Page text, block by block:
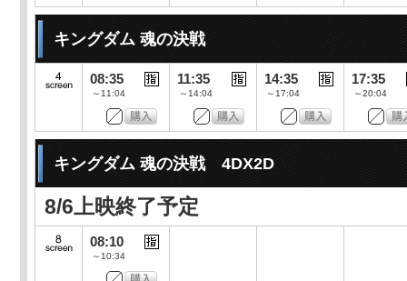
キングダム 魂の決戦
08:35
～11:04
11:35
～14:04
14:35
～17:04
17:35
～20:04
キングダム 魂の決戦 4DX2D
8/6上映終了予定
08:10
～10:34